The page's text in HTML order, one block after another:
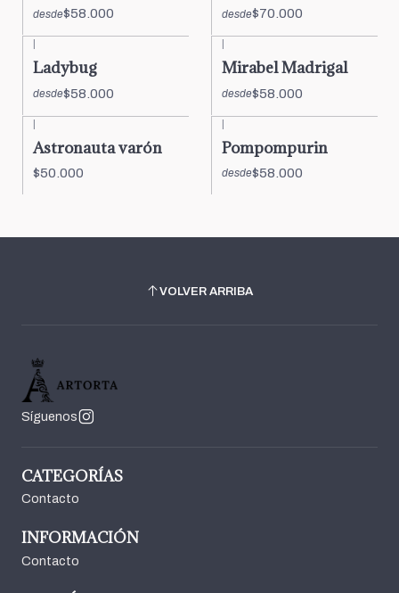
desde$58.000 desde$70.000
Ladybug
desde$58.000
Mirabel Madrigal
desde$58.000
|
Astronauta varón
$50.000
|
Pompompurin
desde$58.000
VOLVER ARRIBA
Síguenos
CATEGORÍAS
Contacto
INFORMACIÓN
Contacto